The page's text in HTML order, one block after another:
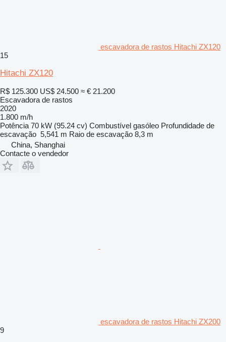
escavadora de rastos Hitachi ZX120
15
Hitachi ZX120
R$ 125.300 US$ 24.500 ≈ € 21.200
Escavadora de rastos
2020
1.800 m/h
Potência 70 kW (95.24 cv) Combustível gasóleo Profundidade de
escavação 5,541 m Raio de escavação 8,3 m
China, Shanghai
Contacte o vendedor
escavadora de rastos Hitachi ZX200
9